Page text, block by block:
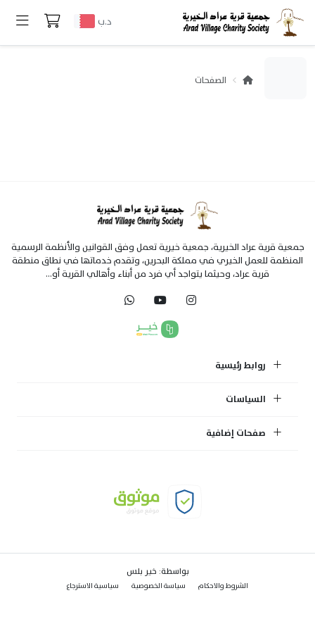
د.ب
الصفحات
جمعية قرية عراد الخيرية، جمعية خيرية تعمل وفق القوانين والأنظمة الرسمية
المنظمة للعمل الخيري في مملكة البحرين، وتقدم خدماتها في نطاق منطقة
قرية عراد، وحيثما يتواجد أي فرد من أبناء وأهالي القرية أو...
روابط رئيسية
السياسات
صفحات إضافية
بواسطة: خير بلس
الشروط والاحكام سياسة الخصوصية سياسية الاسترجاع